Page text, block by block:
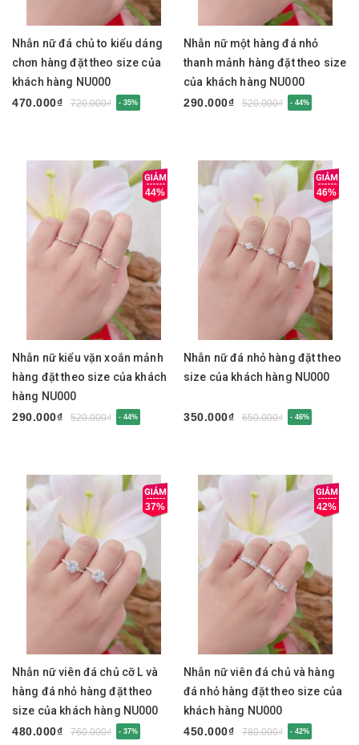
Nhẫn nữ đá chủ to kiểu dáng
chơn hàng đặt theo size của
khách hàng NU000
470.000₫
720.000₫ - 35%
Nhẫn nữ một hàng đá nhỏ
thanh mảnh hàng đặt theo size
của khách hàng NU000
290.000₫
520.000₫ - 44%
44%
Nhẫn nữ kiểu vặn xoắn mảnh
hàng đặt theo size của khách
hàng NU000
290.000₫
520.000₫ - 44%
46%
Nhẫn nữ đá nhỏ hàng đặt theo
size của khách hàng NU000
350.000₫ 650.000₫ - 46%
37%
Nhẫn nữ viên đá chủ cỡ L và
hàng đá nhỏ hàng đặt theo
size của khách hàng NU000
480.000₫
760.000₫ - 37%
42%
Nhẫn nữ viên đá chủ và hàng
đá nhỏ hàng đặt theo size của
khách hàng NU000
450.000₫
780.000₫ - 42%